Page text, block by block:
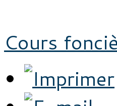
Cours